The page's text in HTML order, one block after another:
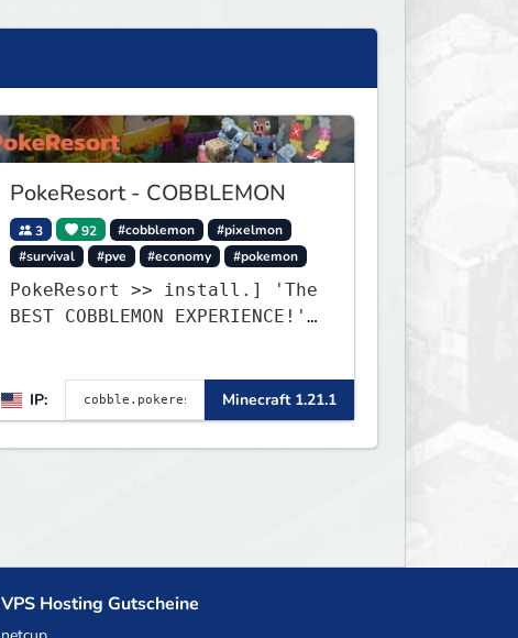
PokeResort - COBBLEMON
3 92 #cobblemon
#pixelmon
#survival
#pve #economy #pokemon
PokeResort >> install.] 'The
BEST COBBLEMON EXPERIENCE!''
IP: Minecraft 1.21.1
VPS Hosting Gutscheine